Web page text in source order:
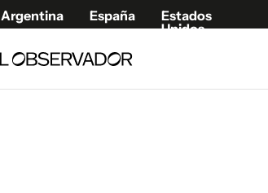
Argentina España
Estados
Unidos